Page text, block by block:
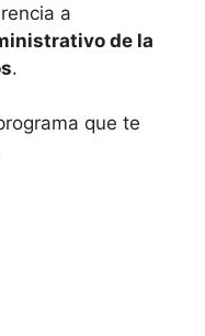
a
de la
.
que te